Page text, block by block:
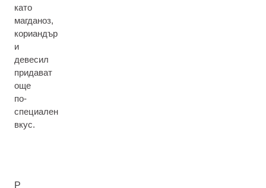
като
магданоз,
кориандър
и
девесил
придават
още
по-
специален
вкус.
Р